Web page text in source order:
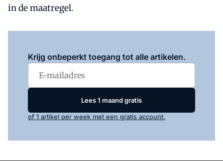
in de maatregel.
Krijg onbeperkt toegang tot alle artikelen.
Lees 1 maand gratis
of 1 artikel per week met een gratis account.